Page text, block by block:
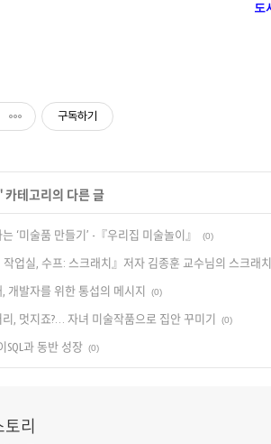
도
구독하기
' 카테고리의 다른 글
‘미술품 만들기’ -『우리집 미술놀이』 (0)
작업실, 수프: 스크래치』저자 김종훈 교수님의 스크래
개발자를 위한 통섭의 메시지 (0)
, 멋지죠?… 자녀 미술작품으로 집안 꾸미기 (0)
SQL과 동반 성장 (0)
리